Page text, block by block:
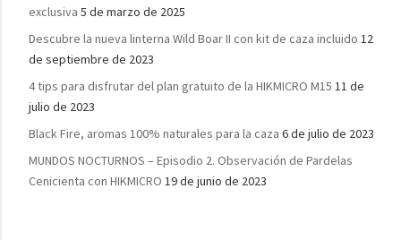
exclusiva 5 de marzo de 2025
Descubre la nueva linterna Wild Boar II con kit de caza incluido 12
de septiembre de 2023
4 tips para disfrutar del plan gratuito de la HIKMICRO M15 11 de
julio de 2023
Black Fire, aromas 100% naturales para la caza 6 de julio de 2023
MUNDOS NOCTURNOS – Episodio 2. Observación de Pardelas
Cenicienta con HIKMICRO 19 de junio de 2023